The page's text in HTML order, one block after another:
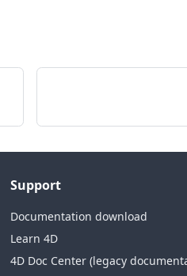
Support
Documentation download
Learn 4D
4D Doc Center (legacy